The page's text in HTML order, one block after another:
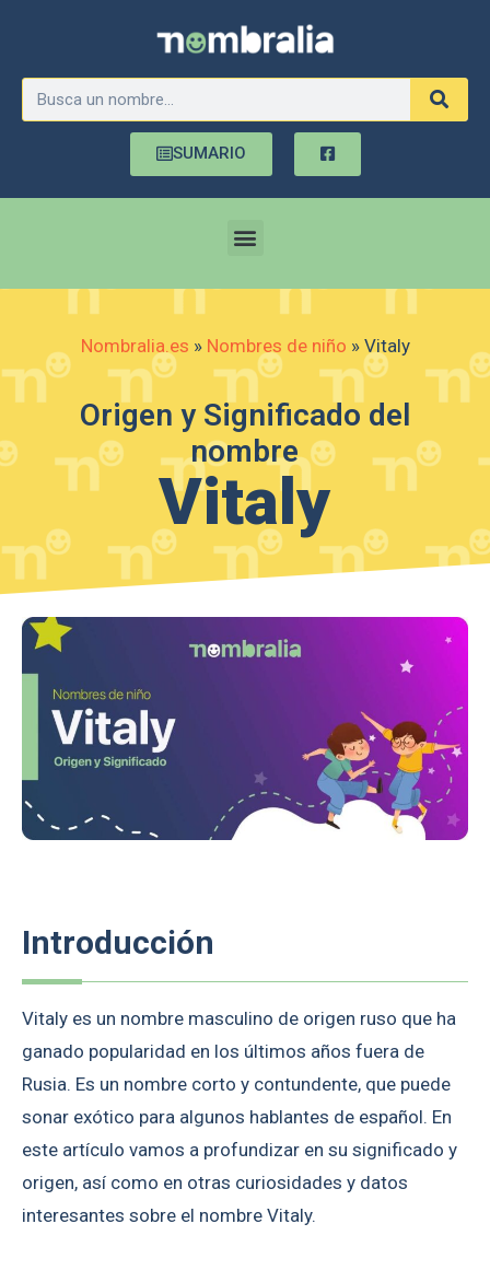
SUMARIO
Nombralia.es » Nombres de niño » Vitaly
Origen y Significado del
nombre
Vitaly
Introducción
Vitaly es un nombre masculino de origen ruso que ha
ganado popularidad en los últimos años fuera de
Rusia. Es un nombre corto y contundente, que puede
sonar exótico para algunos hablantes de español. En
este artículo vamos a profundizar en su significado y
origen, así como en otras curiosidades y datos
interesantes sobre el nombre Vitaly.